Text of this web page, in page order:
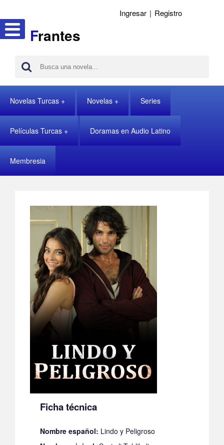
Frantes
Ingresar | Registro
Novelas Turcas Novelas Series
Películas Turcas Doramas en Audio Latino
Membresia
Ficha técnica
Nombre español: Lindo y Peligroso